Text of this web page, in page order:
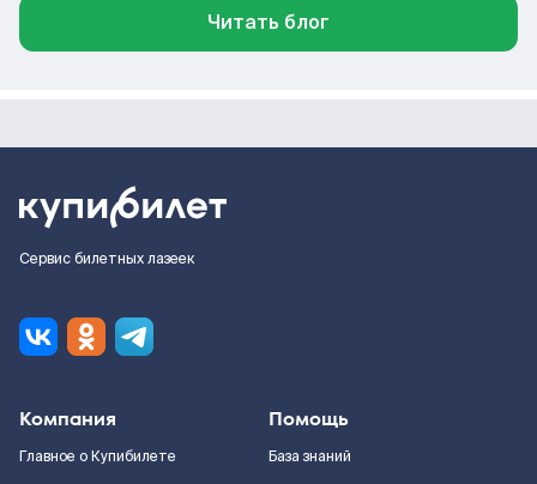
Читать блог
Сервис билетных лазеек
Компания
Главное о Купибилете
Помощь
База знаний